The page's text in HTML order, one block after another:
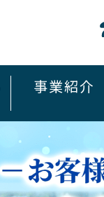
事業紹介